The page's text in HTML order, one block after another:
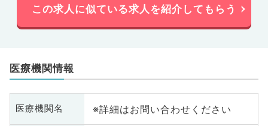
この求人に似ている求人を紹介してもらう
医療機関情報
医療機関名 ※詳細はお問い合わせください